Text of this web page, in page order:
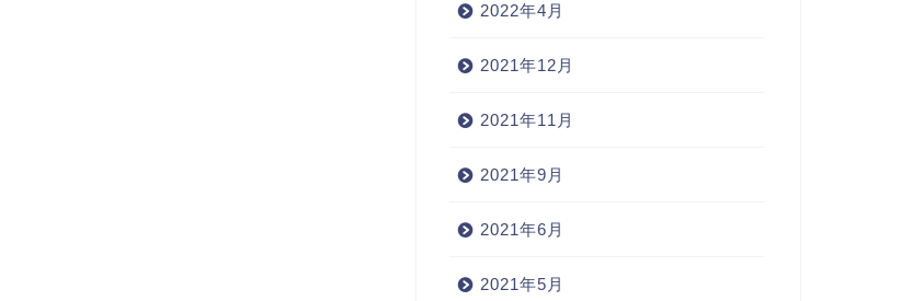
2022年4月
2021年12月
2021年11月
2021年9月
2021年6月
2021年5月